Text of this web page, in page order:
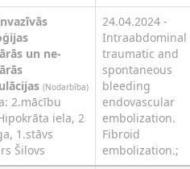
un ne-
(Nodarbība)
2.mācību
iela, 2
1.stāvs
Šilovs
24.04.2024 -
Intraabdominal
traumatic and
spontaneous
bleeding
endovascular
embolization.
Fibroid
embolization.;